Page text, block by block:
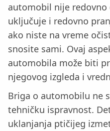
automobil nije redovno
uključuje i redovno
ako niste na vreme
snosite sami. Ovaj
automobila može biti
njegovog izgleda i
Briga o automobilu ne
tehničku ispravnost.
uklanjanja ptičijeg